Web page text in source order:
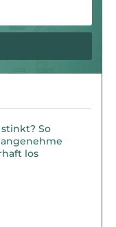
So
los